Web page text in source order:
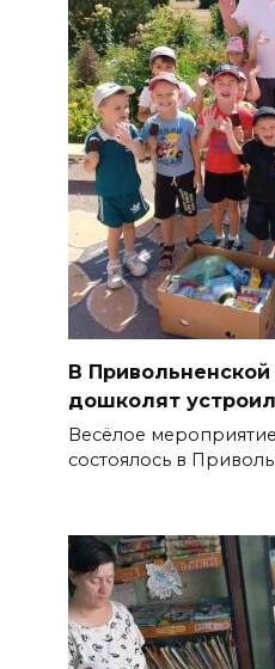
В
дошколят
Весёлое
состоялось в